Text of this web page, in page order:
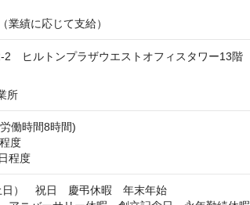
業績に応じて支給）
ヒルトンプラザウエストオフィスタワー13階
所
働時間8時間)
度
程度
）　祝日　慶弔休暇　年末年始